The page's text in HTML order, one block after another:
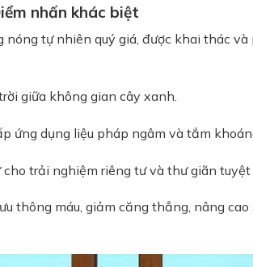
nhấn khác biệt
nóng tự nhiên quý giá, được khai thác
giữa không gian cây xanh.
ứng dụng liệu pháp ngâm và tắm
trải nghiệm riêng tư và thư giãn tuyệt
thông máu, giảm căng thẳng, nâng